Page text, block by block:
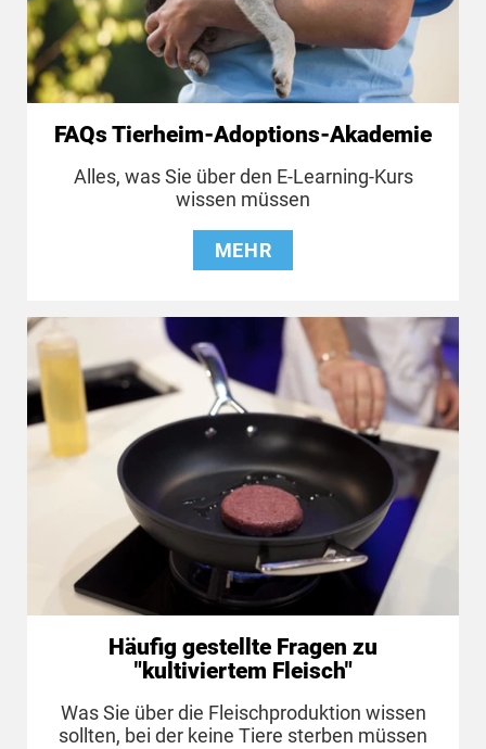
FAQs Tierheim-Adoptions-Akademie
Alles, was Sie über den E-Learning-Kurs
wissen müssen
MEHR
Häufig gestellte Fragen zu
"kultiviertem Fleisch"
Was Sie über die Fleischproduktion wissen
sollten, bei der keine Tiere sterben müssen